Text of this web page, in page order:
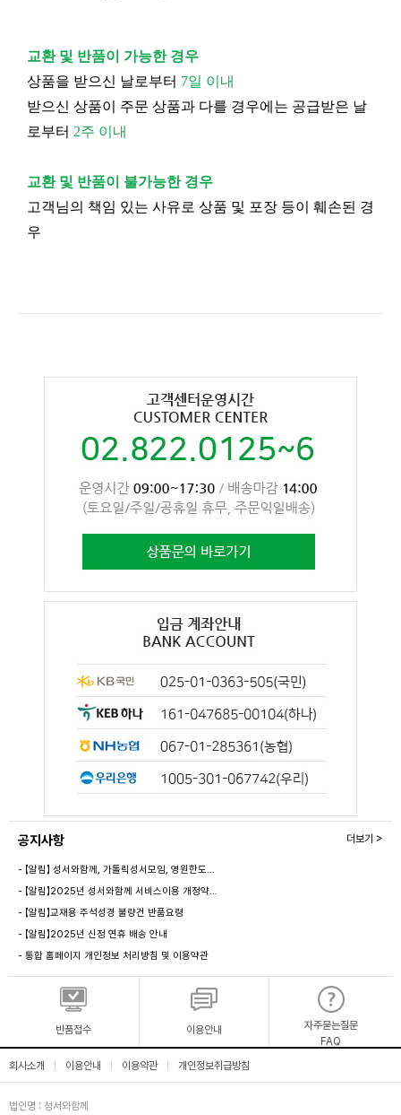
교환 및 반품이 가능한 경우
상품을 받으신 날로부터 7일 이내
받으신 상품이 주문 상품과 다를 경우에는 공급받은 날
로부터 2주 이내
교환 및 반품이 불가능한 경우
고객님의 책임 있는 사유로 상품 및 포장 등이 훼손된 경
우
공지사항
- 【알림】 성서와함께, 가톨릭성서모임, 영원한도…
- 【알림】2025년 성서와함께 서비스이용 개정약…
- 【알림】교재용 주석성경 불량건 반품요령
- 【알림】2025년 신정 연휴 배송 안내
- 통합 홈페이지 개인정보 처리방침 및 이용약관
더보기 >
반품접수 이용안내
자주묻는질문
FAQ
회사소개
이용안내 이용약관 개인정보취급방침
법인명 : 성서와함께